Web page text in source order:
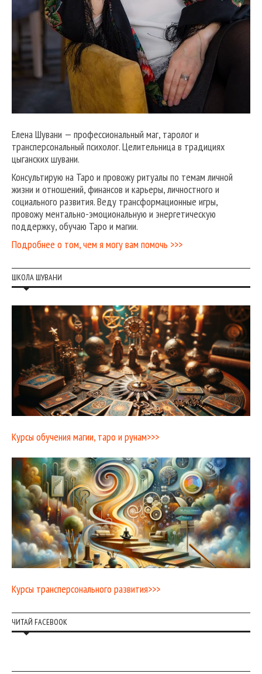
Елена Шувани — профессиональный маг, таролог и
трансперсональный психолог. Целительница в традициях
цыганских шувани.
Консультирую на Таро и провожу ритуалы по темам личной
жизни и отношений, финансов и карьеры, личностного и
социального развития. Веду трансформационные игры,
провожу ментально-эмоциональную и энергетическую
поддержку, обучаю Таро и магии.
Подробнее о том, чем я могу вам помочь >>>
ШКОЛА ШУВАНИ
Курсы обучения магии, таро и рунам>>>
Курсы трансперсонального развития>>>
ЧИТАЙ FACEBOOK